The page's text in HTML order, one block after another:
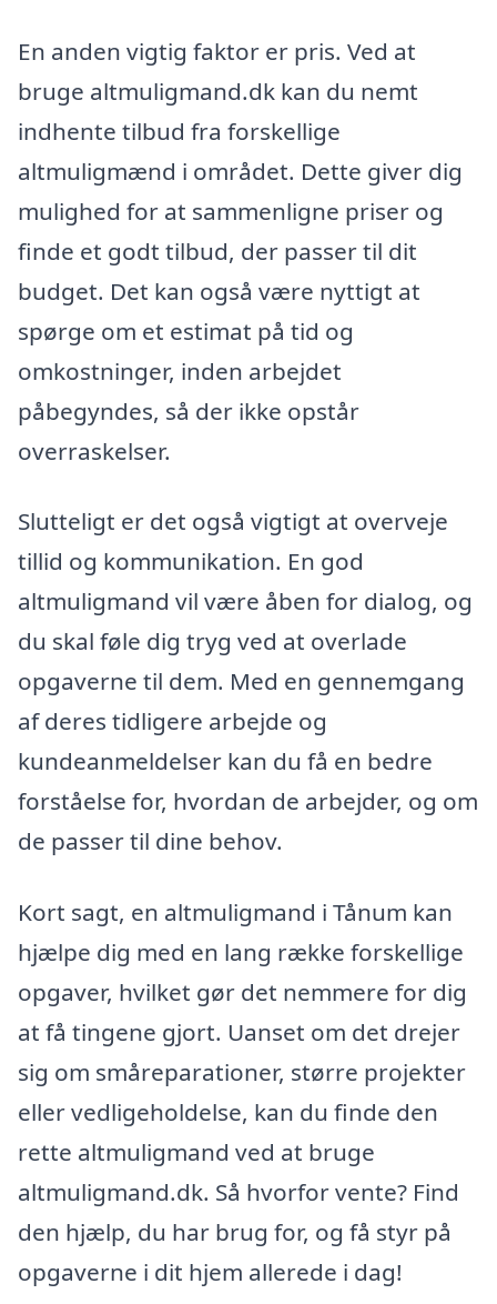
En anden vigtig faktor er pris. Ved at
bruge altmuligmand.dk kan du nemt
indhente tilbud fra forskellige
altmuligmænd i området. Dette giver dig
mulighed for at sammenligne priser og
finde et godt tilbud, der passer til dit
budget. Det kan også være nyttigt at
spørge om et estimat på tid og
omkostninger, inden arbejdet
påbegyndes, så der ikke opstår
overraskelser.
Slutteligt er det også vigtigt at overveje
tillid og kommunikation. En god
altmuligmand vil være åben for dialog, og
du skal føle dig tryg ved at overlade
opgaverne til dem. Med en gennemgang
af deres tidligere arbejde og
kundeanmeldelser kan du få en bedre
forståelse for, hvordan de arbejder, og om
de passer til dine behov.
Kort sagt, en altmuligmand i Tånum kan
hjælpe dig med en lang række forskellige
opgaver, hvilket gør det nemmere for dig
at få tingene gjort. Uanset om det drejer
sig om småreparationer, større projekter
eller vedligeholdelse, kan du finde den
rette altmuligmand ved at bruge
altmuligmand.dk. Så hvorfor vente? Find
den hjælp, du har brug for, og få styr på
opgaverne i dit hjem allerede i dag!